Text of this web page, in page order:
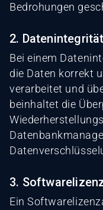
Bedrohungen
2.
Bei einem
die Daten korrekt
verarbeitet und
beinhaltet die
3.
Ein